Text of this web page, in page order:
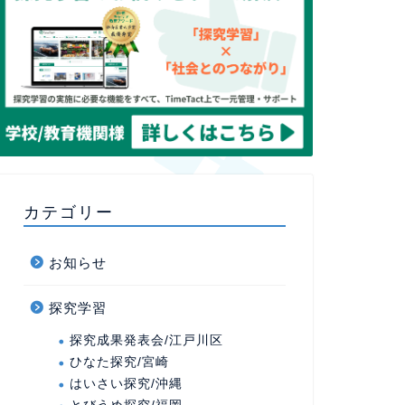
カテゴリー
お知らせ
探究学習
探究成果発表会/江戸川区
ひなた探究/宮崎
はいさい探究/沖縄